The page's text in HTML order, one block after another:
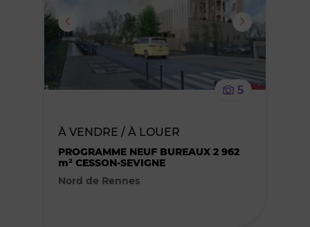
supprimer
le
5
À VENDRE / À LOUER
PROGRAMME NEUF BUREAUX 2 962
m² CESSON-SEVIGNE
Nord de Rennes